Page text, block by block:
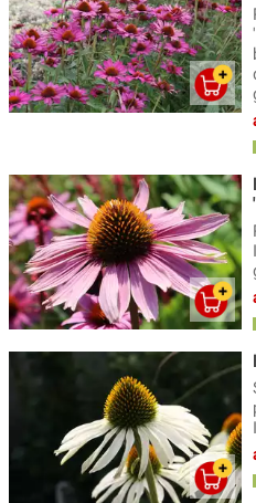
Echinacea -
Ehrenpreis
Erigeron -
Fädige
Farne
Fingerhut -